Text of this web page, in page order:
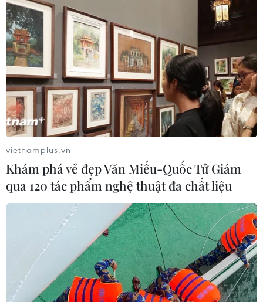
vietnamplus.vn
Khám phá vẻ đẹp Văn Miếu-Quốc Tử Giám
qua 120 tác phẩm nghệ thuật đa chất liệu